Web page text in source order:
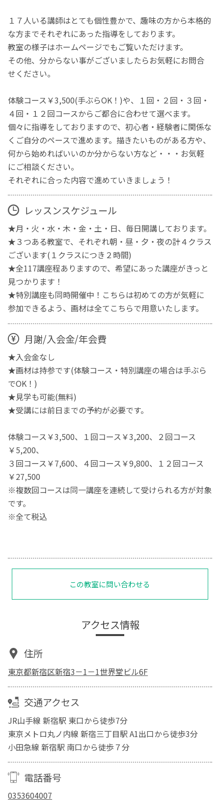
１７人いる講師はとても個性豊かで、趣味の方から本格的
な方までそれぞれにあった指導をしております。
教室の様子はホームページでもご覧いただけます。
その他、分からない事がございましたらお気軽にお問合
せください。
体験コース￥3,500(手ぶらOK！)や、１回・２回・３回・
４回・１２回コースからご都合に合わせて選べます。
個々に指導をしておりますので、初心者・経験者に関係な
くご自分のペースで進めます。描きたいものがある方や、
何から始めればいいのか分からない方など・・・お気軽
にご相談ください。
それぞれに合った内容で進めていきましょう！
レッスンスケジュール
★月・火・水・木・金・土・日、毎日開講しております。
★３つある教室で、それぞれ朝・昼・夕・夜の計４クラス
ございます(１クラスにつき２時間)
★全117講座程ありますので、希望にあった講座がきっと
見つかります！
★特別講座も同時開催中！こちらは初めての方が気軽に
参加できるよう、画材は全てこちらで用意いたします。
月謝/入会金/年会費
★入会金なし
★画材は持参です(体験コース・特別講座の場合は手ぶら
でOK！)
★見学も可能(無料)
★受講には前日までの予約が必要です。
体験コース￥3,500、１回コース￥3,200、２回コース
￥5,200、
３回コース￥7,600、４回コース￥9,800、１２回コース
￥27,500
※複数回コースは同一講座を連続して受けられる方が対象
です。
※全て税込
この教室に問い合わせる
アクセス情報
住所
東京都新宿区新宿3－1－1世界堂ビル6F
交通アクセス
JR山手線 新宿駅 東口から徒歩7分
東京メトロ丸ノ内線 新宿三丁目駅 A1出口から徒歩3分
小田急線 新宿駅 南口から徒歩７分
電話番号
0353604007